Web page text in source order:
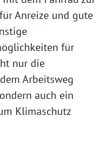
Anreize und gute
für
nur die
Arbeitsweg
auch ein
Klimaschutz